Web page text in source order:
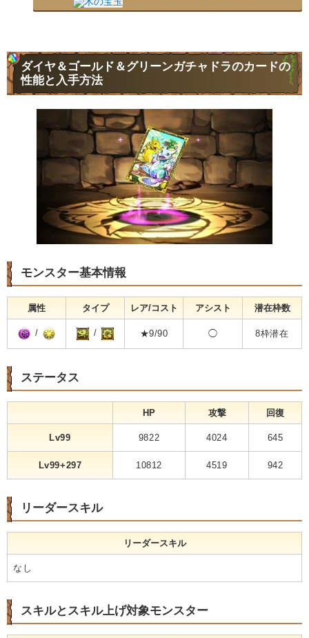
ダイヤ＆ゴールド＆グリーンガチャドラのカードの
性能と入手方法
モンスター基本情報
属性 タイプ レア/コスト アシスト 潜在枠数
/ / ★9/90 ◯ 8枠潜在
ステータス
HP 攻撃 回復
Lv99 9822 4024 645
Lv99+297 10812 4519 942
リーダースキル
リーダースキル
なし
スキルとスキル上げ対象モンスター